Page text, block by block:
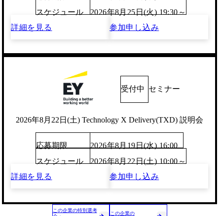
スケジュール
2026年8月25日(火) 19:30～
詳細を見る
参加申し込み
受付中 セミナー
2026年8月22日(土) Technology X Delivery(TXD) 説明会
応募期限
2026年8月19日(水) 16:00
スケジュール
2026年8月22日(土) 10:00～
詳細を見る
参加申し込み
この企業の特別選考
この企業の